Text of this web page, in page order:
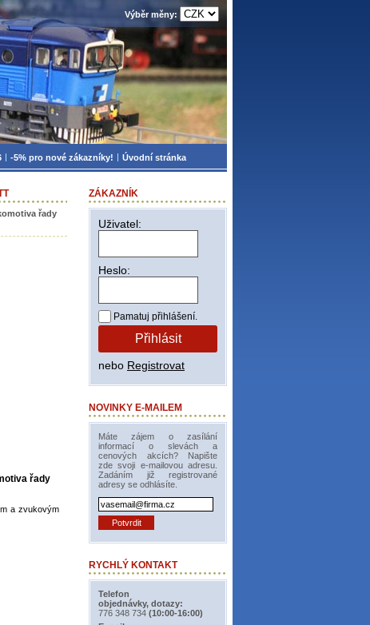
řady
řady
a zvukovým
ZÁKAZNÍK
Uživatel:
Heslo:
Pamatuj přihlášení.
Přihlásit
nebo Registrovat
NOVINKY E-MAILEM
Máte zájem o zasílání
informací o slevách a
cenových akcích? Napište
zde svoji e-mailovou adresu.
Zadáním již registrované
adresy se odhlásíte.
RYCHLÝ KONTAKT
Telefon
objednávky, dotazy:
776 348 734 (10:00-16:00)
Výběr měny:
-5% pro nové zákazníky! Úvodní stránka